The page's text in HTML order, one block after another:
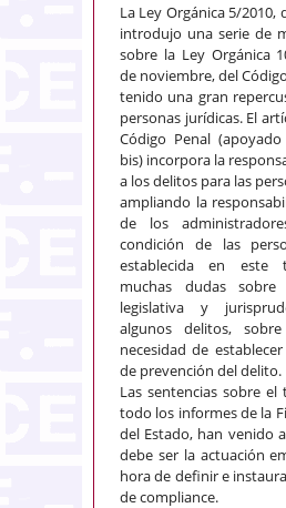
La Ley Orgánica 5/2010,
introdujo una serie de
sobre la Ley Orgánica
de noviembre, del
tenido una gran
personas jurídicas. El
Código Penal
bis) incorpora la
a los delitos para las
ampliando la
de los
condición de las
establecida en este
muchas dudas sobre
legislativa y
algunos delitos,
necesidad de
de prevención del delito.
Las sentencias sobre el
todo los informes de la
del Estado, han venido
debe ser la actuación
hora de definir e
de compliance.